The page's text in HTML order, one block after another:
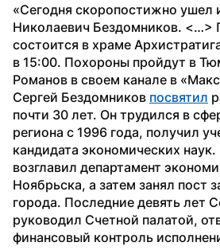
«Сегодня скоропостижно ушел
Николаевич Бездомников. <…>
состоится в храме
в 15:00. Похороны пройдут в
Романов в своем канале в
Сергей Бездомников посвятил
почти 30 лет. Он трудился в
региона с 1996 года, получил
кандидата экономических наук.
возглавил департамент
Ноябрьска, а затем занял пост
города. Последние девять лет
руководил Счетной палатой,
финансовый контроль